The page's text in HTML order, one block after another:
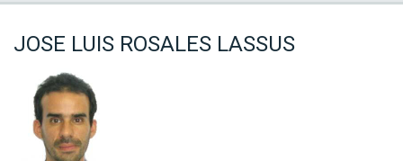
JOSE LUIS ROSALES LASSUS